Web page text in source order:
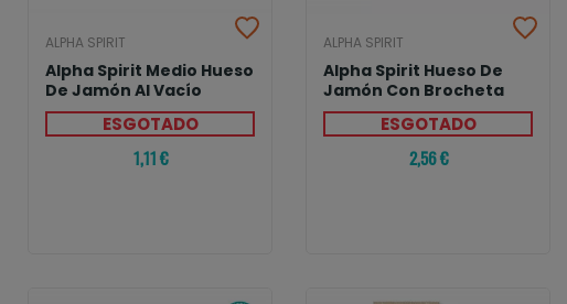
ALPHA SPIRIT
Alpha Spirit Medio Hueso
De Jamón Al Vacío
ESGOTADO
1,11 €
ALPHA SPIRIT
Alpha Spirit Hueso De
Jamón Con Brocheta
ESGOTADO
2,56 €